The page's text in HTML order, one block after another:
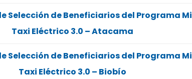
Selección de Beneficiarios del Programa Mi
Taxi Eléctrico 3.0 – Atacama
Selección de Beneficiarios del Programa Mi
Taxi Eléctrico 3.0 – Biobío